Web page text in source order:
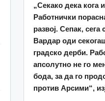
„Секако дека кога
Работнички
развој. Сепак,
Вардар оди
градско дерби.
апсолутно не го
бода, за да го
против Арсими“,